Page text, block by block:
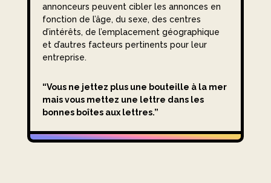
annonceurs peuvent cibler les annonces en
fonction de l’âge, du sexe, des centres
d’intérêts, de l’emplacement géographique
et d’autres facteurs pertinents pour leur
entreprise.
“Vous ne jettez plus une bouteille à la mer
mais vous mettez une lettre dans les
bonnes boîtes aux lettres.”